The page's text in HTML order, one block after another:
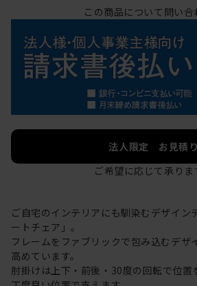
この商品について問い合
法人限定 お見積り
ご希望に応じて承りま
ご自宅のインテリアにも馴染むデザイン
ートチェア」。
フレームをファブリックで包み込むデザ
高めています。
肘掛けは上下・前後・30度の回転で位置